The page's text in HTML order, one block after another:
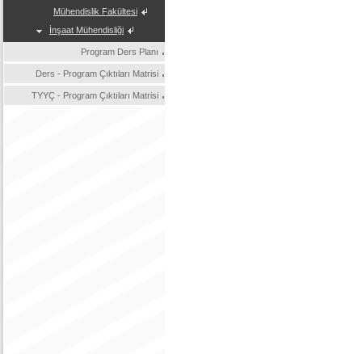
Mühendislik Fakültesi
İnşaat Mühendisliği
Program Ders Planı
Ders - Program Çıktıları Matrisi
TYYÇ - Program Çıktıları Matrisi